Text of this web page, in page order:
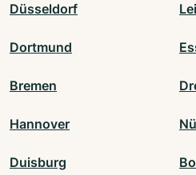
Düsseldorf
Dortmund
Bremen
Hannover
Duisburg